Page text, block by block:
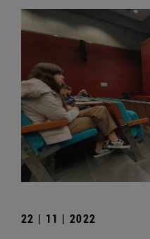
22 | 11 | 2022